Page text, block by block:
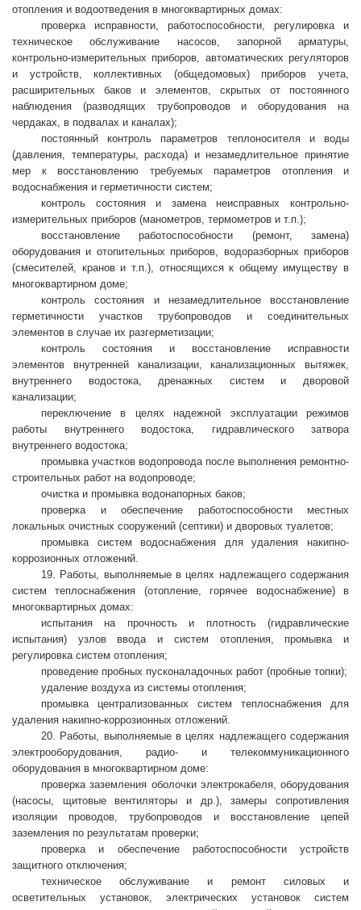
отопления и водоотведения в многоквартирных домах:
проверка исправности, работоспособности, регулировка и
техническое обслуживание насосов, запорной арматуры,
контрольно-измерительных приборов, автоматических регуляторов
и устройств, коллективных (общедомовых) приборов учета,
расширительных баков и элементов, скрытых от постоянного
наблюдения (разводящих трубопроводов и оборудования на
чердаках, в подвалах и каналах);
постоянный контроль параметров теплоносителя и воды
(давления, температуры, расхода) и незамедлительное принятие
мер к восстановлению требуемых параметров отопления и
водоснабжения и герметичности систем;
контроль состояния и замена неисправных контрольно-
измерительных приборов (манометров, термометров и т.п.);
восстановление работоспособности (ремонт, замена)
оборудования и отопительных приборов, водоразборных приборов
(смесителей, кранов и т.п.), относящихся к общему имуществу в
многоквартирном доме;
контроль состояния и незамедлительное восстановление
герметичности участков трубопроводов и соединительных
элементов в случае их разгерметизации;
контроль состояния и восстановление исправности
элементов внутренней канализации, канализационных вытяжек,
внутреннего водостока, дренажных систем и дворовой
канализации;
переключение в целях надежной эксплуатации режимов
работы внутреннего водостока, гидравлического затвора
внутреннего водостока;
промывка участков водопровода после выполнения ремонтно-
строительных работ на водопроводе;
очистка и промывка водонапорных баков;
проверка и обеспечение работоспособности местных
локальных очистных сооружений (септики) и дворовых туалетов;
промывка систем водоснабжения для удаления накипно-
коррозионных отложений.
19. Работы, выполняемые в целях надлежащего содержания
систем теплоснабжения (отопление, горячее водоснабжение) в
многоквартирных домах:
испытания на прочность и плотность (гидравлические
испытания) узлов ввода и систем отопления, промывка и
регулировка систем отопления;
проведение пробных пусконаладочных работ (пробные топки);
удаление воздуха из системы отопления;
промывка централизованных систем теплоснабжения для
удаления накипно-коррозионных отложений.
20. Работы, выполняемые в целях надлежащего содержания
электрооборудования, радио- и телекоммуникационного
оборудования в многоквартирном доме:
проверка заземления оболочки электрокабеля, оборудования
(насосы, щитовые вентиляторы и др.), замеры сопротивления
изоляции проводов, трубопроводов и восстановление цепей
заземления по результатам проверки;
проверка и обеспечение работоспособности устройств
защитного отключения;
техническое обслуживание и ремонт силовых и
осветительных установок, электрических установок систем